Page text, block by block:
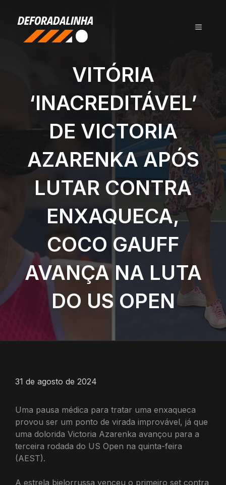
conteúdo
MENU
VITÓRIA
‘INACREDITÁVEL’
DE VICTORIA
AZARENKA APÓS
LUTAR CONTRA
ENXAQUECA,
COCO GAUFF
AVANÇA NA LUTA
DO US OPEN
31 de agosto de 2024
Uma pausa médica para tratar uma enxaqueca
provou ser um ponto de virada improvável, já que
uma dolorida Victoria Azarenka avançou para a
terceira rodada do US Open na quinta-feira
(AEST).
A estrela bielorrussa venceu o primeiro set contra